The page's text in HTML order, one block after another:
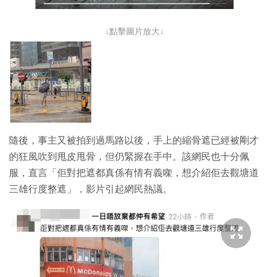
↓點擊圖片放大↓
隨後，事主又被拍到過馬路以後，手上的縮骨遮已經被剛才
的狂風吹到甩皮甩骨，但仍緊握在手中。該網民也十分佩
服，直言「佢對把遮都真係有情有義㗎，想介紹佢去觀塘道
三雄行度整遮」，影片引起網民熱議。